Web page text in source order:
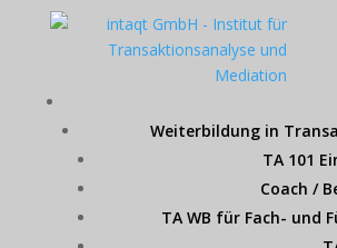
Weiterbildung in
TA 101
Coach /
TA WB für Fach- und